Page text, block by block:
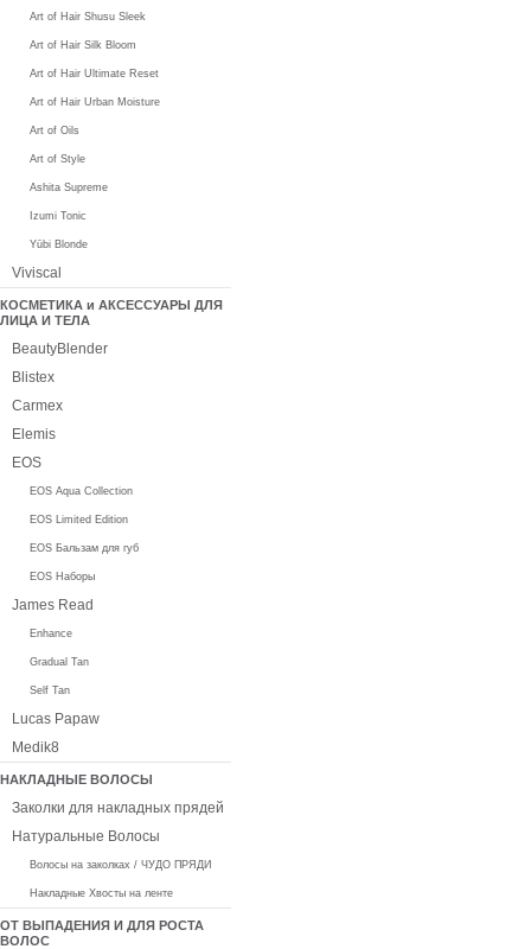
Art of Hair Shusu Sleek
Art of Hair Silk Bloom
Art of Hair Ultimate Reset
Art of Hair Urban Moisture
Art of Oils
Art of Style
Ashita Supreme
Izumi Tonic
Yūbi Blonde
Viviscal
КОСМЕТИКА и АКСЕССУАРЫ ДЛЯ
ЛИЦА И ТЕЛА
BeautyBlender
Blistex
Carmex
Elemis
EOS
EOS Aqua Collection
EOS Limited Edition
EOS Бальзам для губ
EOS Наборы
James Read
Enhance
Gradual Tan
Self Tan
Lucas Papaw
Medik8
НАКЛАДНЫЕ ВОЛОСЫ
Заколки для накладных прядей
Натуральные Волосы
Волосы на заколках / ЧУДО ПРЯДИ
Накладные Хвосты на ленте
ОТ ВЫПАДЕНИЯ И ДЛЯ РОСТА
ВОЛОС